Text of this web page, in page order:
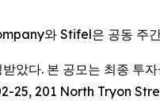
와 Stifel은 공동 주
았다. 본 공모는 최종 투
25, 201 North Tryon